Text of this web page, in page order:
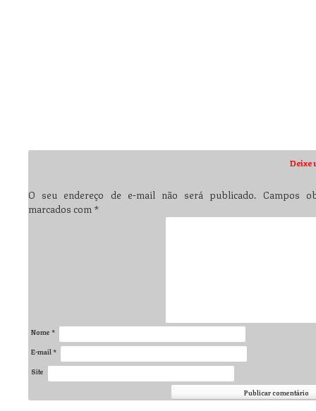
Deixe
O seu endereço de e-mail não será publicado. Campos
marcados com*
Nome *
E-mail *
Site